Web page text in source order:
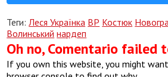
Теги: Леся Українка ВР Костюк
Волинський нардеп
Oh no, Comentario failed
If you own this website, you might